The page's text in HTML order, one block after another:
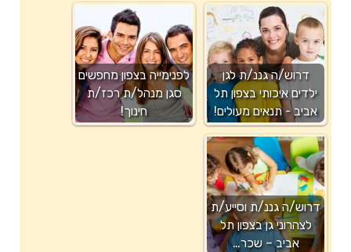
דרוש/ה גננ/ת לגן
ילדים איכותי בצפון תל
אביב - תנאים מעולים!
לפנימייה בצפון מחפשים
סגן מנהל/ת רכז/ת
חינוך!
דרוש/ה גננ/ת וסייע/ת
לצהרוני גן בצפון תל
אביב – שכר…